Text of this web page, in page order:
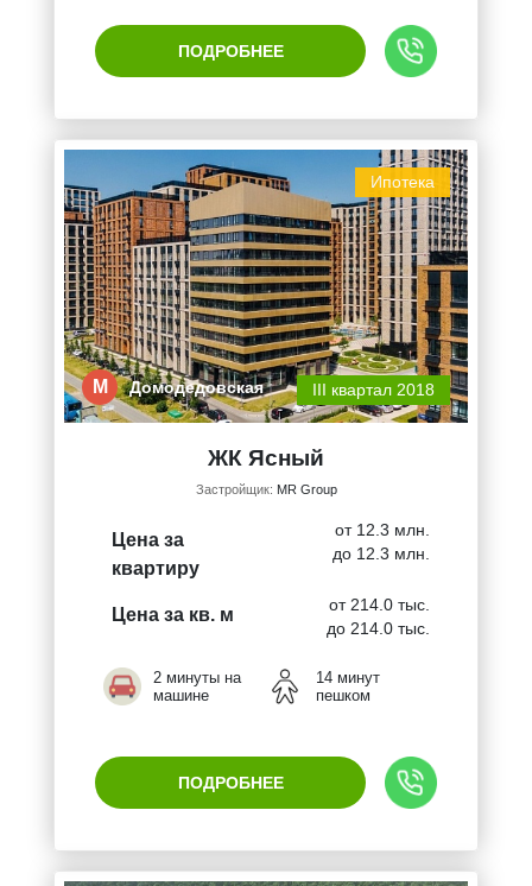
ПОДРОБНЕЕ
Ипотека
М Домодедовская III квартал 2018
ЖК Ясный
Застройщик: MR Group
Цена за
квартиру
от 12.3 млн.
до 12.3 млн.
Цена за кв. м
от 214.0 тыс.
до 214.0 тыс.
2 минуты на
машине
14 минут
пешком
ПОДРОБНЕЕ